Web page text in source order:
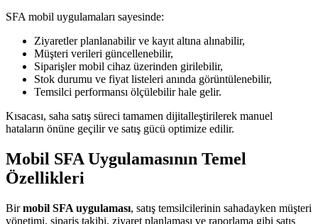
SFA mobil uygulamaları sayesinde:
Ziyaretler planlanabilir ve kayıt altına alınabilir,
Müşteri verileri güncellenebilir,
Siparişler mobil cihaz üzerinden girilebilir,
Stok durumu ve fiyat listeleri anında görüntülenebilir,
Temsilci performansı ölçülebilir hale gelir.
Kısacası, saha satış süreci tamamen dijitalleştirilerek manuel
hataların önüne geçilir ve satış gücü optimize edilir.
Mobil SFA Uygulamasının Temel
Özellikleri
Birmobil SFA uygulaması, satış temsilcilerinin sahadayken müşteri
yönetimi, sipariş takibi, ziyaret planlaması ve raporlama gibi satış